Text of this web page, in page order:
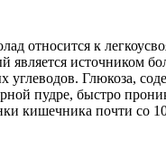
относится к
является источником
углеводов. Глюкоза,
пудре, быстро
кишечника почти со